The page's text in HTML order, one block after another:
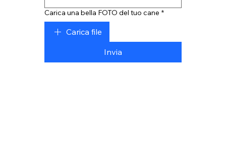
Carica una bella FOTO del tuo cane *
Carica file
Invia